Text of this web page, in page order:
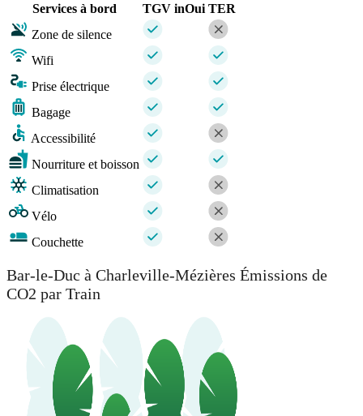
Services à bord
TGV inOui TER
Zone de silence
Wifi
Prise électrique
Bagage
Accessibilité
Nourriture et boisson
Climatisation
Vélo
Couchette
Bar-le-Duc à Charleville-Mézières Émissions de
CO2 par Train